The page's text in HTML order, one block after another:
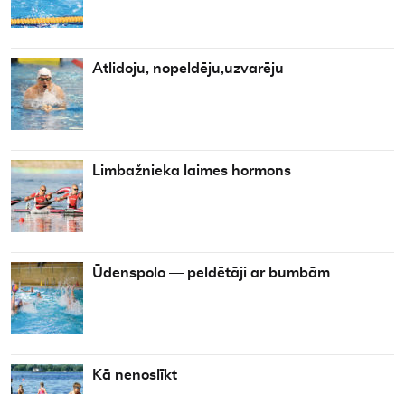
Atlidoju, nopeldēju,uzvarēju
Limbažnieka laimes hormons
Ūdenspolo — peldētāji ar bumbām
Kā nenoslīkt